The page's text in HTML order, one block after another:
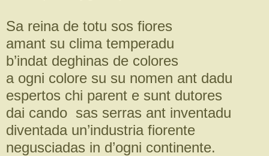
Sa reina de totu sos fiores
amant su clima temperadu
b’indat deghinas de colores
a ogni colore su su nomen ant dadu
espertos chi parent e sunt dutores
dai cando sas serras ant inventadu
diventada un’industria fiorente
negusciadas in d’ogni continente.